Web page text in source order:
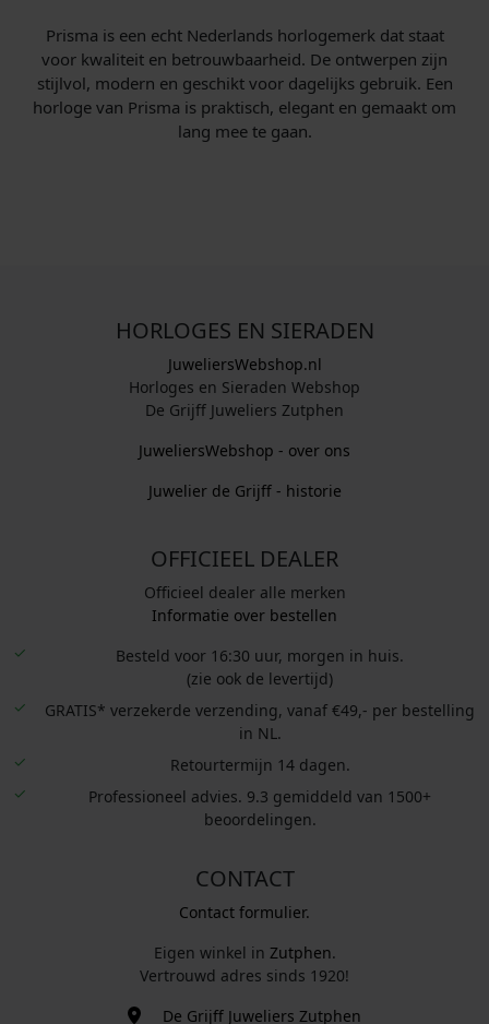
Prisma is een echt Nederlands horlogemerk dat staat
voor kwaliteit en betrouwbaarheid. De ontwerpen zijn
stijlvol, modern en geschikt voor dagelijks gebruik. Een
horloge van Prisma is praktisch, elegant en gemaakt om
lang mee te gaan.
HORLOGES EN SIERADEN
JuweliersWebshop.nl
Horloges en Sieraden Webshop
De Grijff Juweliers Zutphen
JuweliersWebshop - over ons
Juwelier de Grijff - historie
OFFICIEEL DEALER
Officieel dealer alle merken
Informatie over bestellen
Besteld voor 16:30 uur, morgen in huis.
(zie ook de levertijd)
GRATIS* verzekerde verzending, vanaf €49,- per bestelling
in NL.
Retourtermijn 14 dagen.
Professioneel advies. 9.3 gemiddeld van 1500+
beoordelingen.
CONTACT
Contact formulier.
Eigen winkel in Zutphen.
Vertrouwd adres sinds 1920!
De Grijff Juweliers Zutphen